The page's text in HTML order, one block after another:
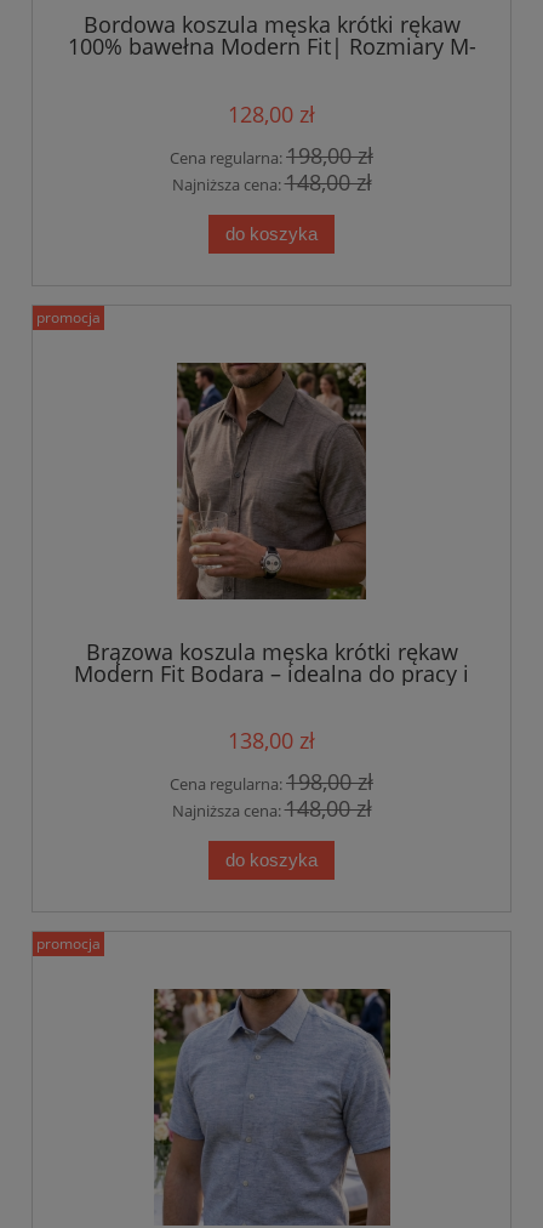
Bordowa koszula męska krótki rękaw
100% bawełna Modern Fit| Rozmiary M-
128,00 zł
Cena regularna:198,00 zł
Najniższa cena:148,00 zł
do koszyka
Brązowa koszula męska krótki rękaw
Modern Fit Bodara – idealna do pracy i
138,00 zł
Cena regularna:198,00 zł
Najniższa cena:148,00 zł
do koszyka
promocja
promocja